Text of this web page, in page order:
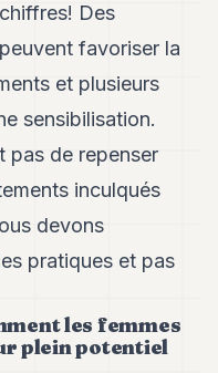
Des
favoriser la
et plusieurs
sensibilisation.
pas de repenser
inculqués
devons
pratiques et pas
les femmes
plein potentiel